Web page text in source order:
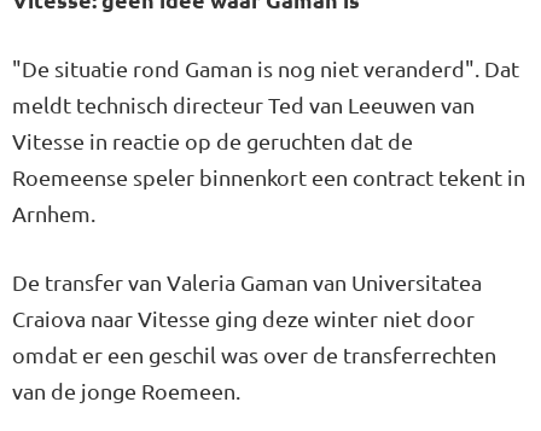
"De situatie rond Gaman is nog niet veranderd". Dat
meldt technisch directeur Ted van Leeuwen van
Vitesse in reactie op de geruchten dat de
Roemeense speler binnenkort een contract tekent in
Arnhem.
De transfer van Valeria Gaman van Universitatea
Craiova naar Vitesse ging deze winter niet door
omdat er een geschil was over de transferrechten
van de jonge Roemeen.